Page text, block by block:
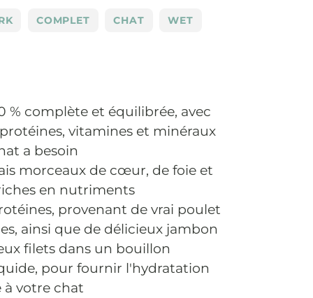
COMPLET CHAT WET
% complète et équilibrée, avec
vitamines et minéraux
a besoin
morceaux de cœur, de foie et
en nutriments
provenant de vrai poulet
ainsi que de délicieux jambon
filets dans un bouillon
pour fournir l'hydratation
à votre chat